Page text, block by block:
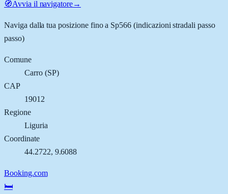
🧭Avvia il navigatore→
Naviga dalla tua posizione fino a Sp566 (indicazioni stradali passo
passo)
Comune
Carro(SP)
CAP
19012
Regione
Liguria
Coordinate
44.2722, 9.6088
Booking.com
🛏️